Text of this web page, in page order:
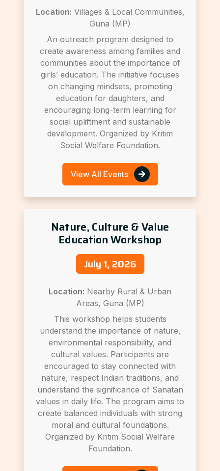
Location: Villages & Local Communities,
Guna (MP)
An outreach program designed to
create awareness among families and
communities about the importance of
girls’ education. The initiative focuses
on changing mindsets, promoting
education for daughters, and
encouraging long-term learning for
social upliftment and sustainable
development. Organized by Kritim
Social Welfare Foundation.
View All Events
Nature, Culture & Value
Education Workshop
July 1, 2026
Location: Nearby Rural & Urban
Areas, Guna (MP)
This workshop helps students
understand the importance of nature,
environmental responsibility, and
cultural values. Participants are
encouraged to stay connected with
nature, respect Indian traditions, and
understand the significance of Sanatan
values in daily life. The program aims to
create balanced individuals with strong
moral and cultural foundations.
Organized by Kritim Social Welfare
Foundation.